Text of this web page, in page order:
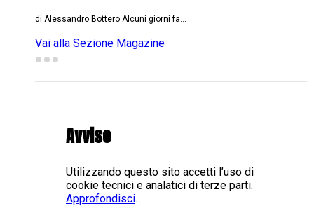
di Alessandro Bottero Alcuni giorni fa…
Vai alla Sezione Magazine
Avviso
Utilizzando questo sito accetti l’uso di
cookie tecnici e analatici di terze parti.
Approfondisci.